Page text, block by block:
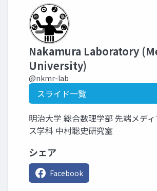
Nakamura Laboratory
University)
@nkmr-lab
スライド一覧
明治大学 総合数理学部 先端メデ
ス学科 中村聡史研究室
シェア
Facebook